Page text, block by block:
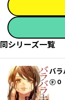
同シリーズ一覧
バラ
0
ポイント